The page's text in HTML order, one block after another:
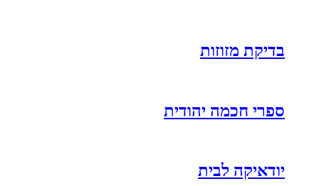
בדיקת מזוזות
ספרי חכמה יהודית
יודאיקה לבית